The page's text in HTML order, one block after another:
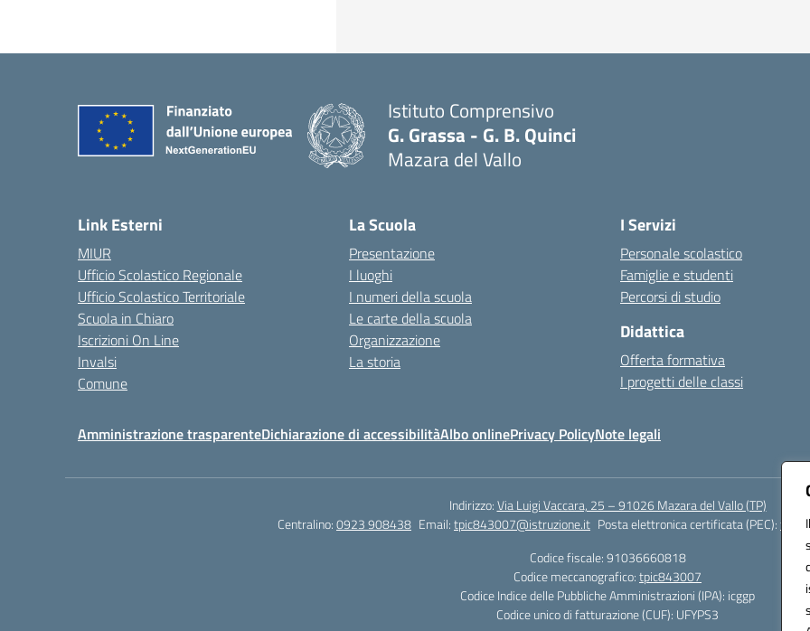
Istituto Comprensivo
G. Grassa - G. B. Quinci
Mazara del Vallo
Link Esterni
MIUR
Ufficio Scolastico Regionale
Ufficio Scolastico Territoriale
Scuola in Chiaro
Iscrizioni On Line
Invalsi
Comune
La Scuola
Presentazione
I luoghi
I numeri della scuola
Le carte della scuola
Organizzazione
La storia
I Servizi
Personale scolastico
Famiglie e studenti
Percorsi di studio
Didattica
Offerta formativa
I progetti delle classi
Amministrazione trasparenteDichiarazione di accessibilitàAlbo onlinePrivacy PolicyNote legali
Indirizzo:Via Luigi Vaccara, 25 – 91026 Mazara del Vallo (TP)
Centralino:0923 908438 Email:tpic843007@istruzione.it Posta elettronica certificata (PEC):
Codice fiscale: 91036660818
Codice meccanografico:tpic843007
Codice Indice delle Pubbliche Amministrazioni (IPA): icggp
Codice unico di fatturazione (CUF): UFYPS3